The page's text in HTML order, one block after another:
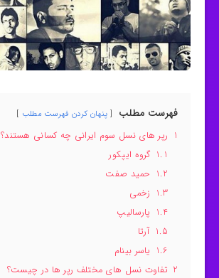
فهرست مطلب پنهان کردن فهرست مطلب
1 رپر های نسل سوم ایرانی چه کسانی هستند؟
1.1 گروه ایپکور
1.2 حمید صفت
1.3 زخمی
1.4 پارسالیپ
1.5 آرتا
1.6 یاسر بینام
2 تفاوت نسل های مختلف رپر ها در چیست؟